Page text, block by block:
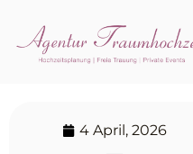
4 April, 2026